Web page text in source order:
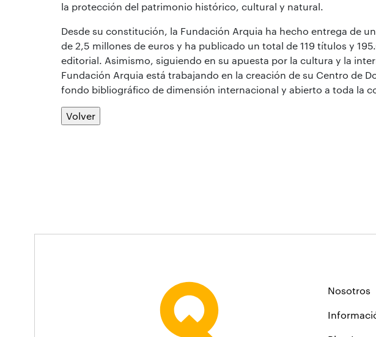
la protección del patrimonio histórico, cultural y natural.
Desde su constitución, la Fundación Arquia ha hecho entrega de
de 2,5 millones de euros y ha publicado un total de 119 títulos y
editorial. Asimismo, siguiendo en su apuesta por la cultura y la
Fundación Arquia está trabajando en la creación de su Centro de
fondo bibliográfico de dimensión internacional y abierto a toda la
Volver
Nosotros